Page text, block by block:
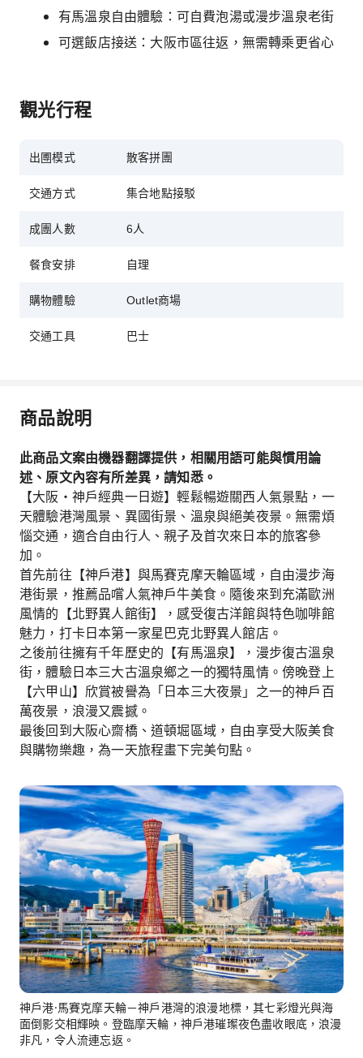
有馬溫泉自由體驗：可自費泡湯或漫步溫泉老街
可選飯店接送：大阪市區往返，無需轉乘更省心
觀光行程
出圑模式 散客拼團
交通方式 集合地點接駁
成團人數 6人
餐食安排 自理
購物體驗 Outlet商場
交通工具 巴士
商品說明
此商品文案由機器翻譯提供，相關用語可能與慣用論
述、原文內容有所差異，請知悉。
【大阪・神戶經典一日遊】輕鬆暢遊關西人氣景點，一
天體驗港灣風景、異國街景、溫泉與絕美夜景。無需煩
惱交通，適合自由行人、親子及首次來日本的旅客參
加。
首先前往【神戶港】與馬賽克摩天輪區域，自由漫步海
港街景，推薦品嚐人氣神戶牛美食。隨後來到充滿歐洲
風情的【北野異人館街】，感受復古洋館與特色咖啡館
魅力，打卡日本第一家星巴克北野異人館店。
之後前往擁有千年歷史的【有馬溫泉】，漫步復古溫泉
街，體驗日本三大古溫泉鄉之一的獨特風情。傍晚登上
【六甲山】欣賞被譽為「日本三大夜景」之一的神戶百
萬夜景，浪漫又震撼。
最後回到大阪心齋橋、道頓堀區域，自由享受大阪美食
與購物樂趣，為一天旅程畫下完美句點。
神戶港·馬賽克摩天輪－神戶港灣的浪漫地標，其七彩燈光與海
面倒影交相輝映。登臨摩天輪，神戶港璀璨夜色盡收眼底，浪漫
非凡，令人流連忘返。